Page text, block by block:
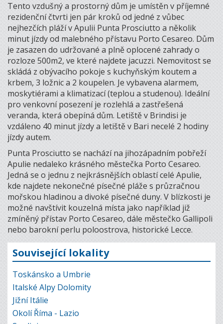
Tento vzdušný a prostorný dům je umístěn v příjemné
rezidenční čtvrti jen pár kroků od jedné z vůbec
nejhezčích pláží v Apulii Punta Prosciutto a několik
minut jízdy od malebného přístavu Porto Cesareo. Dům
je zasazen do udržované a plně oplocené zahrady o
rozloze 500m2, ve které najdete jacuzzi. Nemovitost se
skládá z obývacího pokoje s kuchyňským koutem a
krbem, 3 ložnic a 2 koupelen. Je vybavena alarmem,
moskytiérami a klimatizací (teplou a studenou). Ideální
pro venkovní posezení je rozlehlá a zastřešená
veranda, která obepíná dům. Letiště v Brindisi je
vzdáleno 40 minut jízdy a letiště v Bari necelé 2 hodiny
jízdy autem.
Punta Prosciutto se nachází na jihozápadním pobřeží
Apulie nedaleko krásného městečka Porto Cesareo.
Jedná se o jednu z nejkrásnějších oblastí celé Apulie,
kde najdete nekonečné písečné pláže s průzračnou
mořskou hladinou a divoké písečné duny. V blízkosti je
možné navštívit kouzelná místa jako například již
zmíněný přístav Porto Cesareo, dále městečko Gallipoli
nebo barokní perlu poloostrova, historické Lecce.
Související lokality
Toskánsko a Umbrie
Italské Alpy Dolomity
Jižní Itálie
Okolí Říma - Lazio